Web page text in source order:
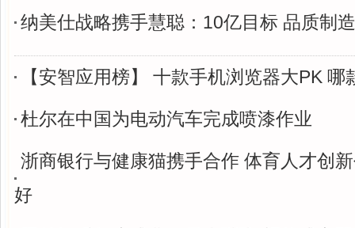
纳美仕战略携手慧聪：10亿目标 品质制造
【安智应用榜】 十款手机浏览器大PK 哪
杜尔在中国为电动汽车完成喷漆作业
浙商银行与健康猫携手合作 体育人才创
好